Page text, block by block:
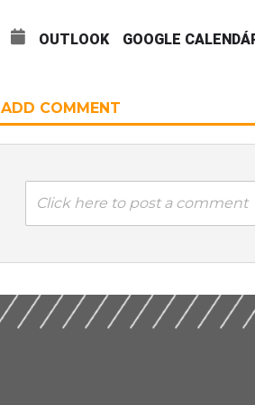
OUTLOOK GOOGLE
ADD COMMENT
Click here to post a comment